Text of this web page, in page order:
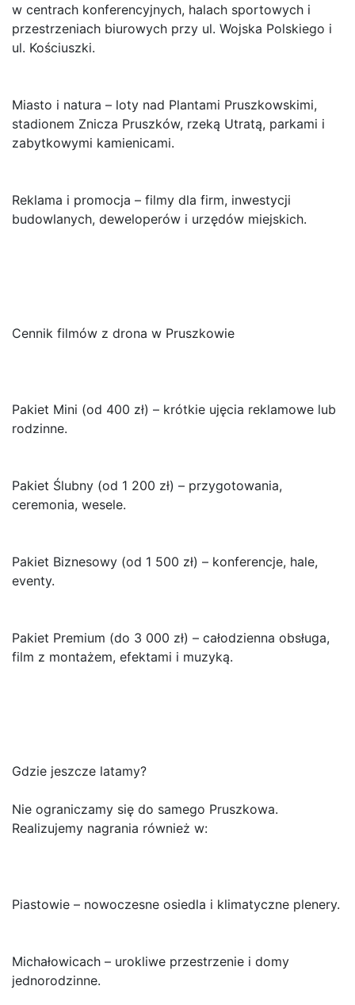
w centrach konferencyjnych, halach sportowych i
przestrzeniach biurowych przy ul. Wojska Polskiego i
ul. Kościuszki.
Miasto i natura – loty nad Plantami Pruszkowskimi,
stadionem Znicza Pruszków, rzeką Utratą, parkami i
zabytkowymi kamienicami.
Reklama i promocja – filmy dla firm, inwestycji
budowlanych, deweloperów i urzędów miejskich.
Cennik filmów z drona w Pruszkowie
Pakiet Mini (od 400 zł) – krótkie ujęcia reklamowe lub
rodzinne.
Pakiet Ślubny (od 1 200 zł) – przygotowania,
ceremonia, wesele.
Pakiet Biznesowy (od 1 500 zł) – konferencje, hale,
eventy.
Pakiet Premium (do 3 000 zł) – całodzienna obsługa,
film z montażem, efektami i muzyką.
Gdzie jeszcze latamy?
Nie ograniczamy się do samego Pruszkowa.
Realizujemy nagrania również w:
Piastowie – nowoczesne osiedla i klimatyczne plenery.
Michałowicach – urokliwe przestrzenie i domy
jednorodzinne.